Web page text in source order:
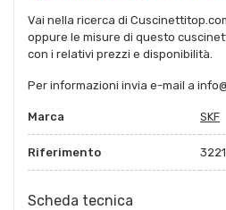
Vai nella ricerca di
oppure le misure di questo
con i relativi prezzi e disponibilità.
Per informazioni invia e-mail a
Marca SKF
Riferimento
Scheda tecnica